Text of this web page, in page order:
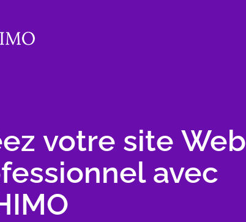
votre site Web
avec